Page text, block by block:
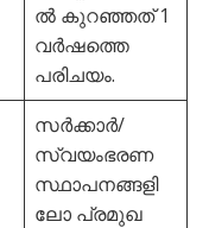
ൽ കുറഞ്ഞത് 1
വർഷത്തെ
പരിചയം.
സർക്കാർ/
സ്വയംഭരണ
സ്ഥാപനങ്ങളി
ലോ പ്രമുഖ